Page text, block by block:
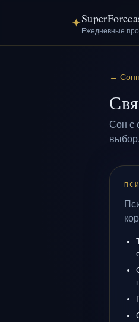
✦
Ежедневные
←
Сон с
выбор.